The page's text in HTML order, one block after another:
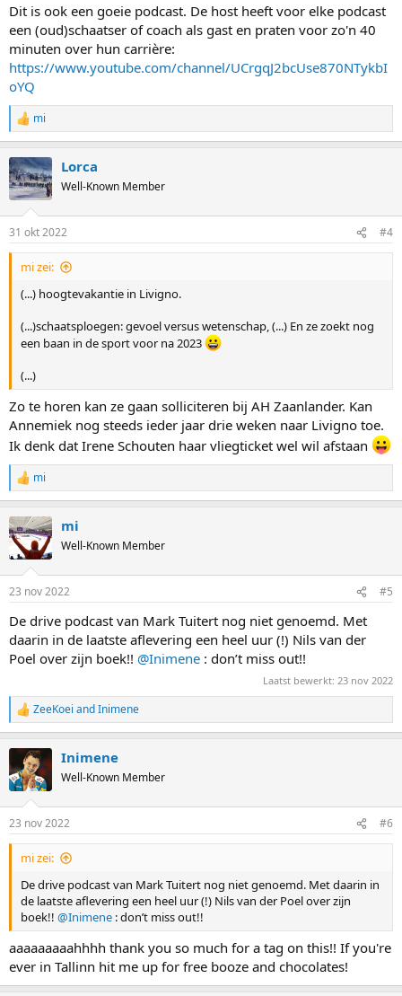
Dit is ook een goeie podcast. De host heeft voor elke podcast
een (oud)schaatser of coach als gast en praten voor zo'n 40
minuten over hun carrière:
https://www.youtube.com/channel/UCrgqJ2bcUse870NTykbI
oYQ
R
e
c
t
i
s
:
mi
Lorca
Well-Known Member
31 okt 2022 #4
mi zei:
(...) hoogtevakantie in Livigno.
(...)schaatsploegen: gevoel versus wetenschap, (...) En ze zoekt nog
een baan in de sport voor na 2023
(...)
Zo te horen kan ze gaan solliciteren bij AH Zaanlander. Kan
Annemiek nog steeds ieder jaar drie weken naar Livigno toe.
Ik denk dat Irene Schouten haar vliegticket wel wil afstaan
R
e
c
t
i
s
mi
mi
Well-Known Member
23 nov 2022 #5
De drive podcast van Mark Tuitert nog niet genoemd. Met
daarin in de laatste aflevering een heel uur (!) Nils van der
Poel over zijn boek!! @Inimene : don’t miss out!!
Laatst bewerkt: 23 nov 2022
R
e
t
i
s
:
ZeeKoei andInimene
Inimene
Well-Known Member
23 nov 2022 #6
mi zei:
De drive podcast van Mark Tuitert nog niet genoemd. Met daarin in
de laatste aflevering een heel uur (!) Nils van der Poel over zijn
boek!! @Inimene : don’t miss out!!
aaaaaaaaahhhh thank you so much for a tag on this!! If you're
ever in Tallinn hit me up for free booze and chocolates!